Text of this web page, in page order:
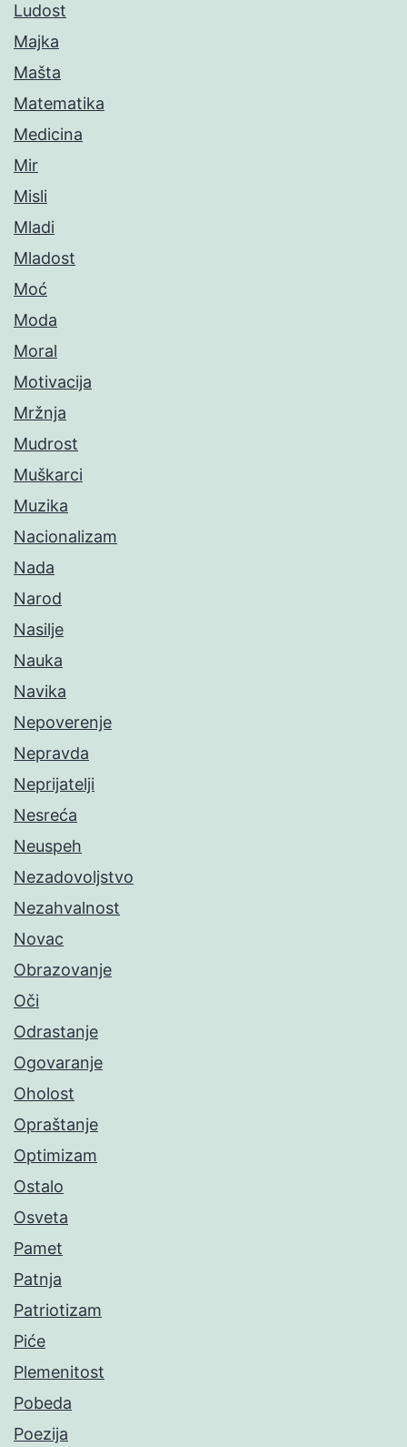
Ludost
Majka
Mašta
Matematika
Medicina
Mir
Misli
Mladi
Mladost
Moć
Moda
Moral
Motivacija
Mržnja
Mudrost
Muškarci
Muzika
Nacionalizam
Nada
Narod
Nasilje
Nauka
Navika
Nepoverenje
Nepravda
Neprijatelji
Nesreća
Neuspeh
Nezadovoljstvo
Nezahvalnost
Novac
Obrazovanje
Oči
Odrastanje
Ogovaranje
Oholost
Opraštanje
Optimizam
Ostalo
Osveta
Pamet
Patnja
Patriotizam
Piće
Plemenitost
Pobeda
Poezija